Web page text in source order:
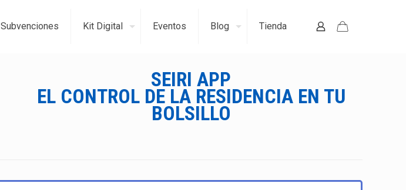
Subvenciones Kit Digital Eventos Blog Tienda
SEIRI APP
EL CONTROL DE LA RESIDENCIA EN TU
BOLSILLO